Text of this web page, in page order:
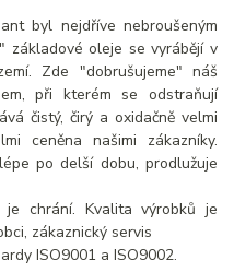
byl nejdříve nebroušeným
základové oleje se vyrábějí v
Zde "dobrušujeme" náš
při kterém se odstraňují
čistý, čirý a oxidačně velmi
ceněna našimi zákazníky.
po delší dobu, prodlužuje
chrání. Kvalita výrobků je
zákaznický servis
ISO9001 a ISO9002.